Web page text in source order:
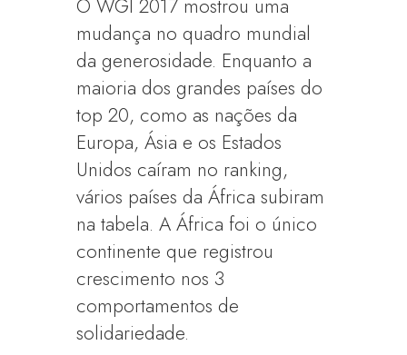
O WGI 2017 mostrou uma
mudança no quadro mundial
da generosidade. Enquanto a
maioria dos grandes países do
top 20, como as nações da
Europa, Ásia e os Estados
Unidos caíram no ranking,
vários países da África subiram
na tabela. A África foi o único
continente que registrou
crescimento nos 3
comportamentos de
solidariedade.